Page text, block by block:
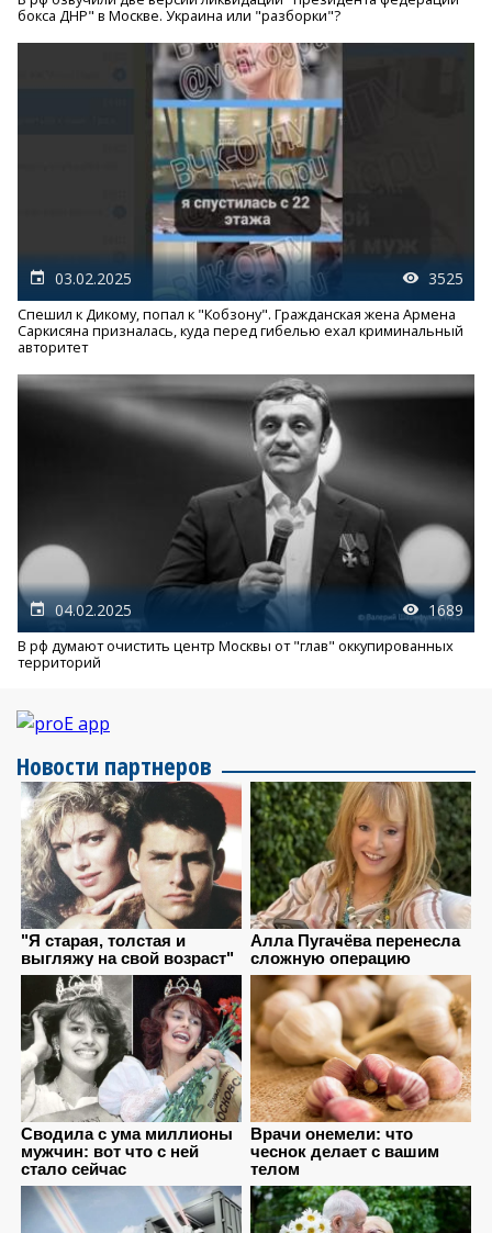
бокса ДНР" в Москве. Украина или "разборки"?
03.02.2025 3525
Спешил к Дикому, попал к "Кобзону". Гражданская жена Армена
Саркисяна призналась, куда перед гибелью ехал криминальный
авторитет
04.02.2025 1689
В рф думают очистить центр Москвы от "глав" оккупированных
территорий
Новости партнеров